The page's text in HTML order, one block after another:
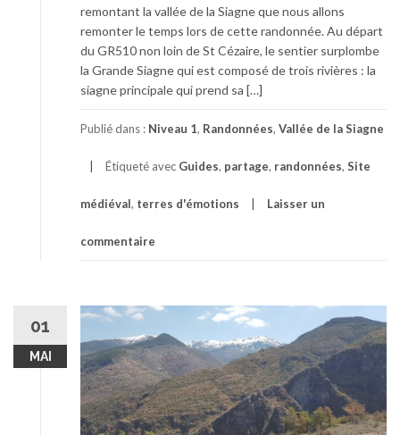
remontant la vallée de la Siagne que nous allons
remonter le temps lors de cette randonnée. Au départ
du GR510 non loin de St Cézaire, le sentier surplombe
la Grande Siagne qui est composé de trois rivières : la
siagne principale qui prend sa […]
Publié dans : Niveau 1, Randonnées, Vallée de la Siagne
Étiqueté avec Guides, partage, randonnées, Site
médiéval, terres d'émotions Laisser un
commentaire
01
MAI